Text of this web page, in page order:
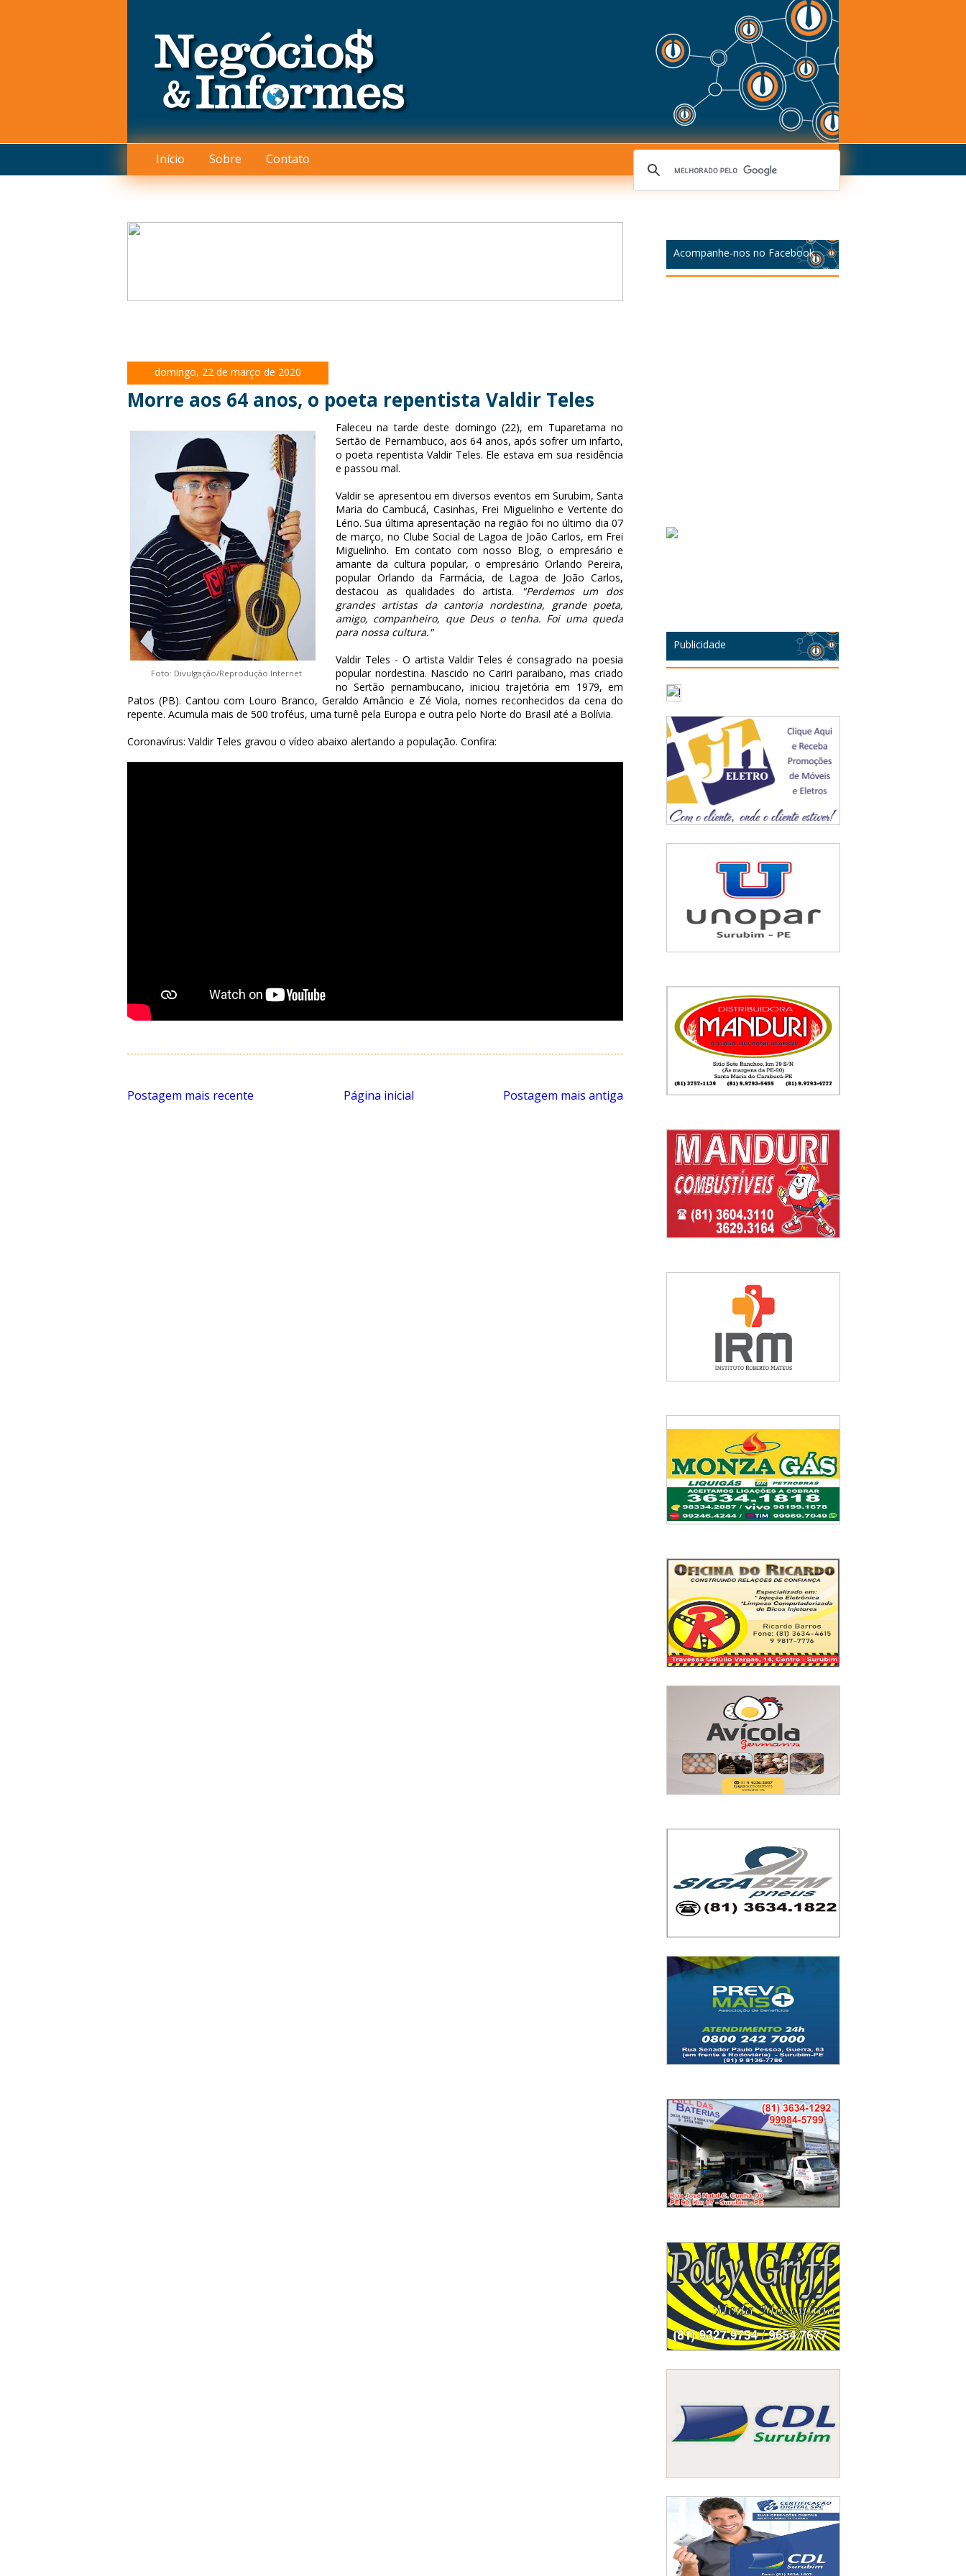
Início Sobre Contato
domingo, 22 de março de 2020
Morre aos 64 anos, o poeta repentista Valdir Teles
Foto: Divulgação/Reprodução Internet
Faleceu na tarde deste domingo (22), em Tuparetama no
Sertão de Pernambuco, aos 64 anos, após sofrer um infarto,
o poeta repentista Valdir Teles. Ele estava em sua residência
e passou mal.
Valdir se apresentou em diversos eventos em Surubim, Santa
Maria do Cambucá, Casinhas, Frei Miguelinho e Vertente do
Lério. Sua última apresentação na região foi no último dia 07
de março, no Clube Social de Lagoa de João Carlos, em Frei
Miguelinho. Em contato com nosso Blog, o empresário e
amante da cultura popular, o empresário Orlando Pereira,
popular Orlando da Farmácia, de Lagoa de João Carlos,
destacou as qualidades do artista. "Perdemos um dos
grandes artistas da cantoria nordestina, grande poeta,
amigo, companheiro, que Deus o tenha. Foi uma queda
para nossa cultura."
Valdir Teles - O artista Valdir Teles é consagrado na poesia
popular nordestina. Nascido no Cariri paraibano, mas criado
no Sertão pernambucano, iniciou trajetória em 1979, em
Patos (PB). Cantou com Louro Branco, Geraldo Amâncio e Zé Viola, nomes reconhecidos da cena do
repente. Acumula mais de 500 troféus, uma turnê pela Europa e outra pelo Norte do Brasil até a Bolívia.
Coronavírus: Valdir Teles gravou o vídeo abaixo alertando a população. Confira:
Postagem mais recente Postagem mais antiga
Página inicial
Acompanhe-nos no Facebook
Publicidade